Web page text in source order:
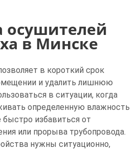
осушителей
в Минске
в короткий срок
и удалить лишнюю
в ситуации, когда
определенную влажность
избавиться от
или прорыва трубопровода.
нужны ситуационно,